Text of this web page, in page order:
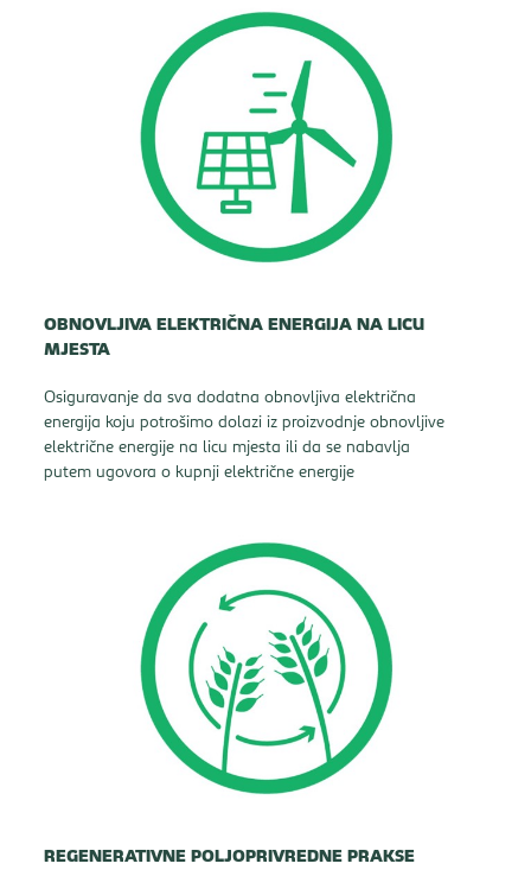
OBNOVLJIVA ELEKTRIČNA ENERGIJA NA LICU
MJESTA
Osiguravanje da sva dodatna obnovljiva električna
energija koju potrošimo dolazi iz proizvodnje obnovljive
električne energije na licu mjesta ili da se nabavlja
putem ugovora o kupnji električne energije
REGENERATIVNE POLJOPRIVREDNE PRAKSE